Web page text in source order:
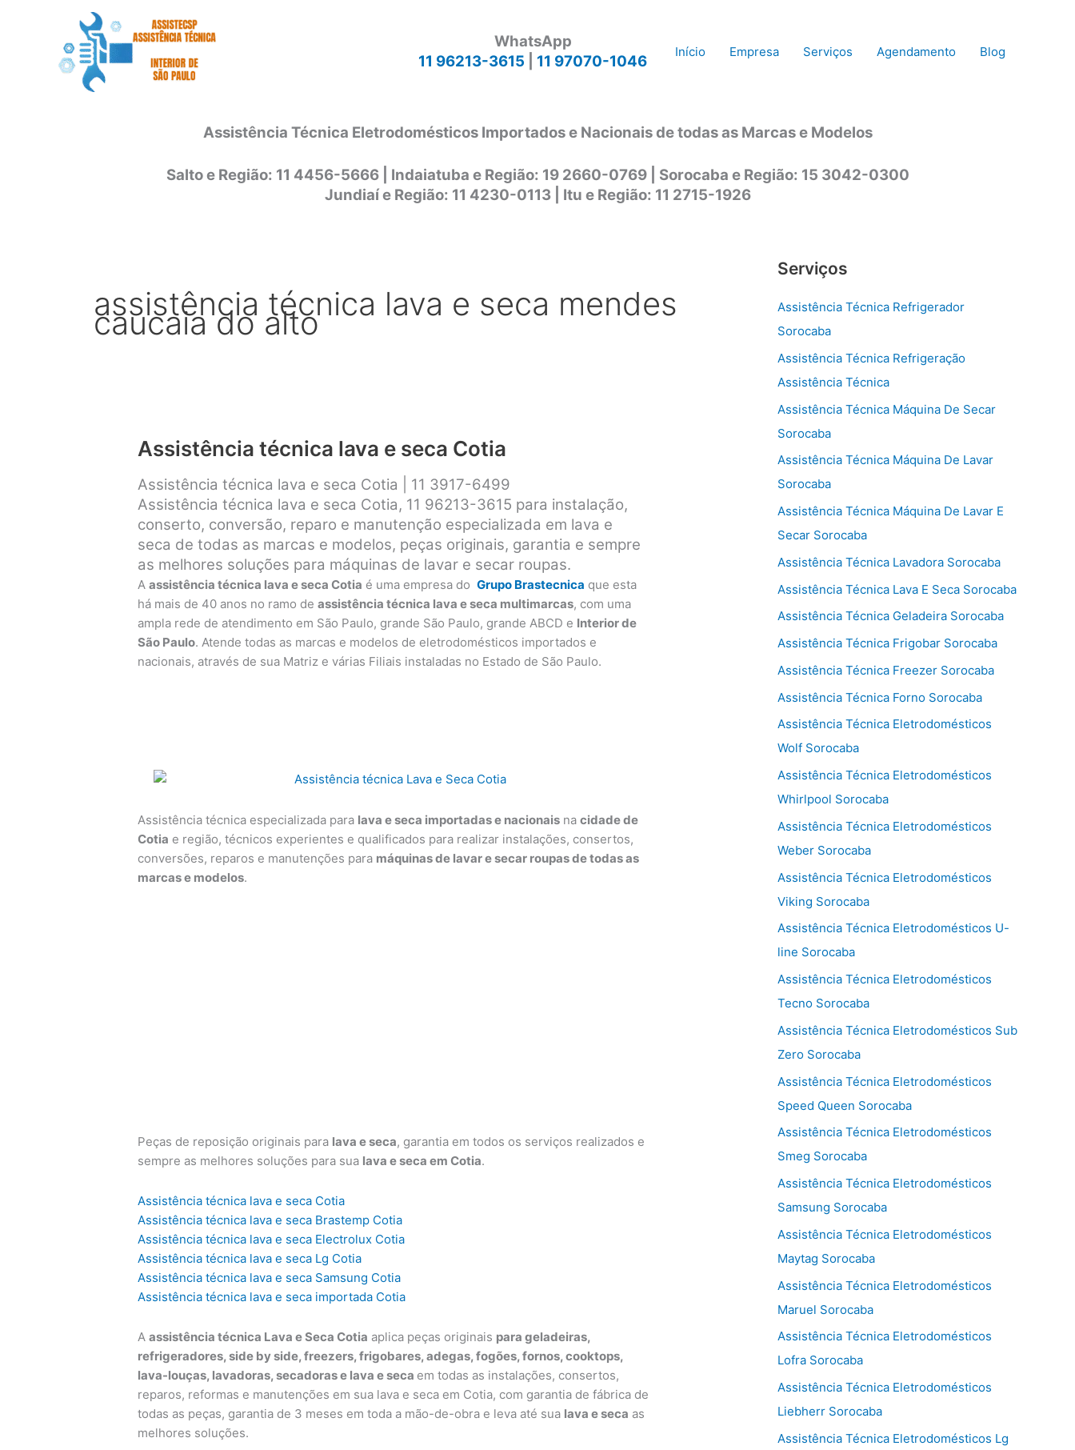
WhatsApp
11 96213-3615
11 97070-1046
Início Empresa Serviços Agendamento Blog
Assistência Técnica Eletrodomésticos Importados e Nacionais de todas as Marcas e Modelos
Salto e Região: 11 4456-5666 | Indaiatuba e Região: 19 2660-0769 | Sorocaba e Região: 15 3042-0300
Jundiaí e Região: 11 4230-0113 | Itu e Região: 11 2715-1926
assistência técnica lava e seca mendes
caucaia do alto
Assistência técnica lava e seca Cotia
Assistência técnica lava e seca Cotia | 11 3917-6499
Assistência técnica lava e seca Cotia, 11 96213-3615 para instalação,
conserto, conversão, reparo e manutenção especializada em lava e
seca de todas as marcas e modelos, peças originais, garantia e sempre
as melhores soluções para máquinas de lavar e secar roupas.
Aassistência técnica lava e seca Cotia é uma empresa doGrupo Brastecnica que esta
há mais de 40 anos no ramo deassistência técnica lava e seca multimarcas, com uma
ampla rede de atendimento em São Paulo, grande São Paulo, grande ABCD e Interior de
São Paulo. Atende todas as marcas e modelos de eletrodomésticos importados e
nacionais, através de sua Matriz e várias Filiais instaladas no Estado de São Paulo.
Assistência técnica especializada para lava e seca importadas e nacionais nacidade de
Cotia e região, técnicos experientes e qualificados para realizar instalações, consertos,
conversões, reparos e manutenções para máquinas de lavar e secar roupas de todas as
marcas e modelos.
Peças de reposição originais para lava e seca, garantia em todos os serviços realizados e
sempre as melhores soluções para sua lava e seca em Cotia.
Assistência técnica lava e seca Cotia
Assistência técnica lava e seca Brastemp Cotia
Assistência técnica lava e seca Electrolux Cotia
Assistência técnica lava e seca Lg Cotia
Assistência técnica lava e seca Samsung Cotia
Assistência técnica lava e seca importada Cotia
Aassistência técnica Lava e Seca Cotia aplica peças originais para geladeiras,
refrigeradores, side by side, freezers, frigobares, adegas, fogões, fornos, cooktops,
lava-louças, lavadoras, secadoras e lava e seca em todas as instalações, consertos,
reparos, reformas e manutenções em sua lava e seca em Cotia, com garantia de fábrica de
todas as peças, garantia de 3 meses em toda a mão-de-obra e leva até sua lava e seca as
melhores soluções.
Serviços
Assistência Técnica Refrigerador
Sorocaba
Assistência Técnica Refrigeração
Assistência Técnica
Assistência Técnica Máquina De Secar
Sorocaba
Assistência Técnica Máquina De Lavar
Sorocaba
Assistência Técnica Máquina De Lavar E
Secar Sorocaba
Assistência Técnica Lavadora Sorocaba
Assistência Técnica Lava E Seca Sorocaba
Assistência Técnica Geladeira Sorocaba
Assistência Técnica Frigobar Sorocaba
Assistência Técnica Freezer Sorocaba
Assistência Técnica Forno Sorocaba
Assistência Técnica Eletrodomésticos
Wolf Sorocaba
Assistência Técnica Eletrodomésticos
Whirlpool Sorocaba
Assistência Técnica Eletrodomésticos
Weber Sorocaba
Assistência Técnica Eletrodomésticos
Viking Sorocaba
Assistência Técnica Eletrodomésticos U-
line Sorocaba
Assistência Técnica Eletrodomésticos
Tecno Sorocaba
Assistência Técnica Eletrodomésticos Sub
Zero Sorocaba
Assistência Técnica Eletrodomésticos
Speed Queen Sorocaba
Assistência Técnica Eletrodomésticos
Smeg Sorocaba
Assistência Técnica Eletrodomésticos
Samsung Sorocaba
Assistência Técnica Eletrodomésticos
Maytag Sorocaba
Assistência Técnica Eletrodomésticos
Maruel Sorocaba
Assistência Técnica Eletrodomésticos
Lofra Sorocaba
Assistência Técnica Eletrodomésticos
Liebherr Sorocaba
Assistência Técnica Eletrodomésticos Lg